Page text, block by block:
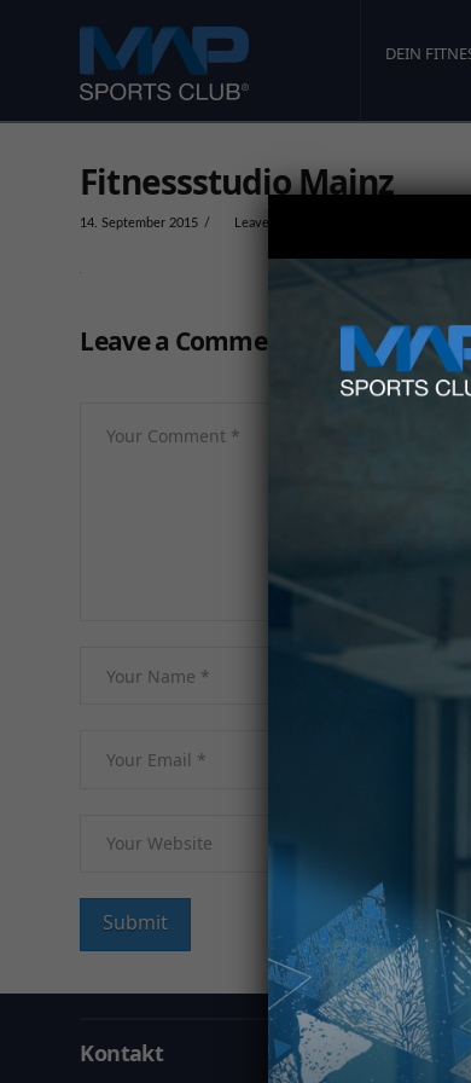
DEIN
Fitnessstudio Mainz
14. September 2015 Leave a Comment
Leave a Comment
Kontakt